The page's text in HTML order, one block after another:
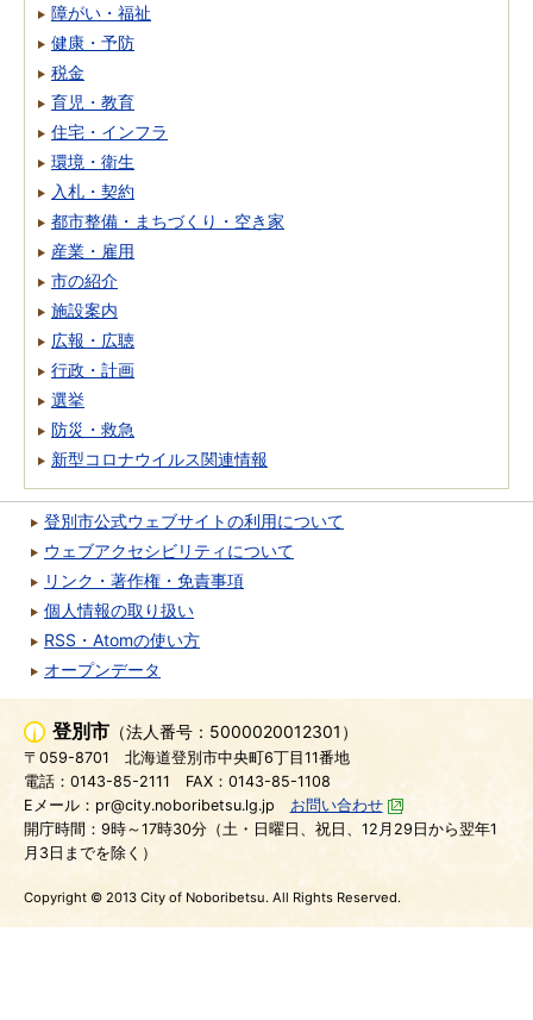
障がい・福祉
健康・予防
税金
育児・教育
住宅・インフラ
環境・衛生
入札・契約
都市整備・まちづくり・空き家
産業・雇用
市の紹介
施設案内
広報・広聴
行政・計画
選挙
防災・救急
新型コロナウイルス関連情報
登別市公式ウェブサイトの利用について
ウェブアクセシビリティについて
リンク・著作権・免責事項
個人情報の取り扱い
RSS・Atomの使い方
オープンデータ
登別市 （法人番号：5000020012301）
〒059-8701
北海道登別市中央町6丁目11番地
電話：0143-85-2111
FAX：0143-85-1108
Eメール：pr@city.noboribetsu.lg.jp
お問い合わせ
開庁時間：9時～17時30分（土・日曜日、祝日、12月29日から翌年1
月3日までを除く）
Copyright © 2013 City of Noboribetsu. All Rights Reserved.